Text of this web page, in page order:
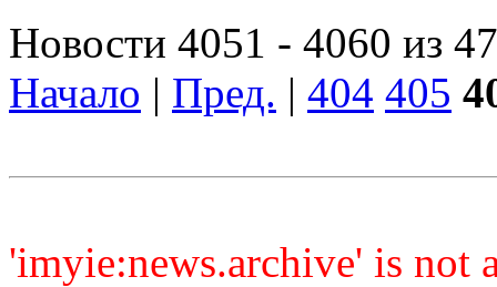
Новости 4051 - 4060 из
Начало | Пред. | 404 405
'imyie:news.archive' is not